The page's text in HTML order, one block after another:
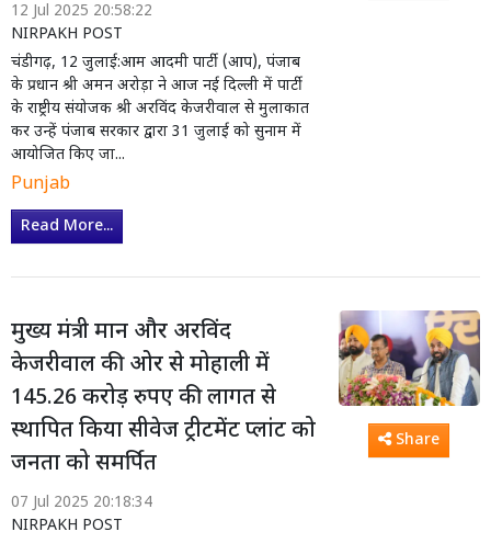
12 Jul 2025 20:58:22
NIRPAKH POST
चंडीगढ़, 12 जुलाई:आम आदमी पार्टी (आप), पंजाब
के प्रधान श्री अमन अरोड़ा ने आज नई दिल्ली में पार्टी
के राष्ट्रीय संयोजक श्री अरविंद केजरीवाल से मुलाकात
कर उन्हें पंजाब सरकार द्वारा 31 जुलाई को सुनाम में
आयोजित किए जा...
Punjab
Read More...
मुख्य मंत्री मान और अरविंद
केजरीवाल की ओर से मोहाली में
145.26 करोड़ रुपए की लागत से
स्थापित किया सीवेज ट्रीटमेंट प्लांट को
जनता को समर्पित
07 Jul 2025 20:18:34
NIRPAKH POST
Share